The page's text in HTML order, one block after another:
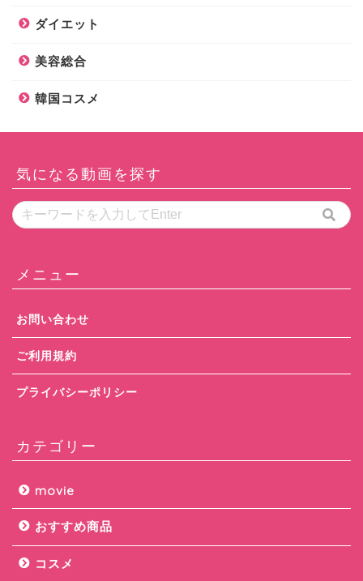
ダイエット
美容総合
韓国コスメ
気になる動画を探す
メニュー
お問い合わせ
ご利用規約
プライバシーポリシー
カテゴリー
movie
おすすめ商品
コスメ